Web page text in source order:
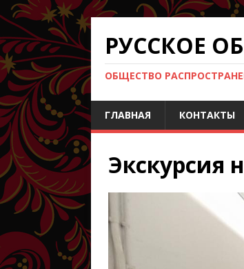
РУССКОЕ
ОБЩЕСТВО
ГЛАВНАЯ КОНТАКТЫ
Экскурсия